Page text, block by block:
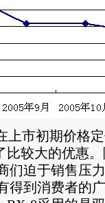
市初期价格定
比较大的优惠
们迫于销售压
得到消费者的